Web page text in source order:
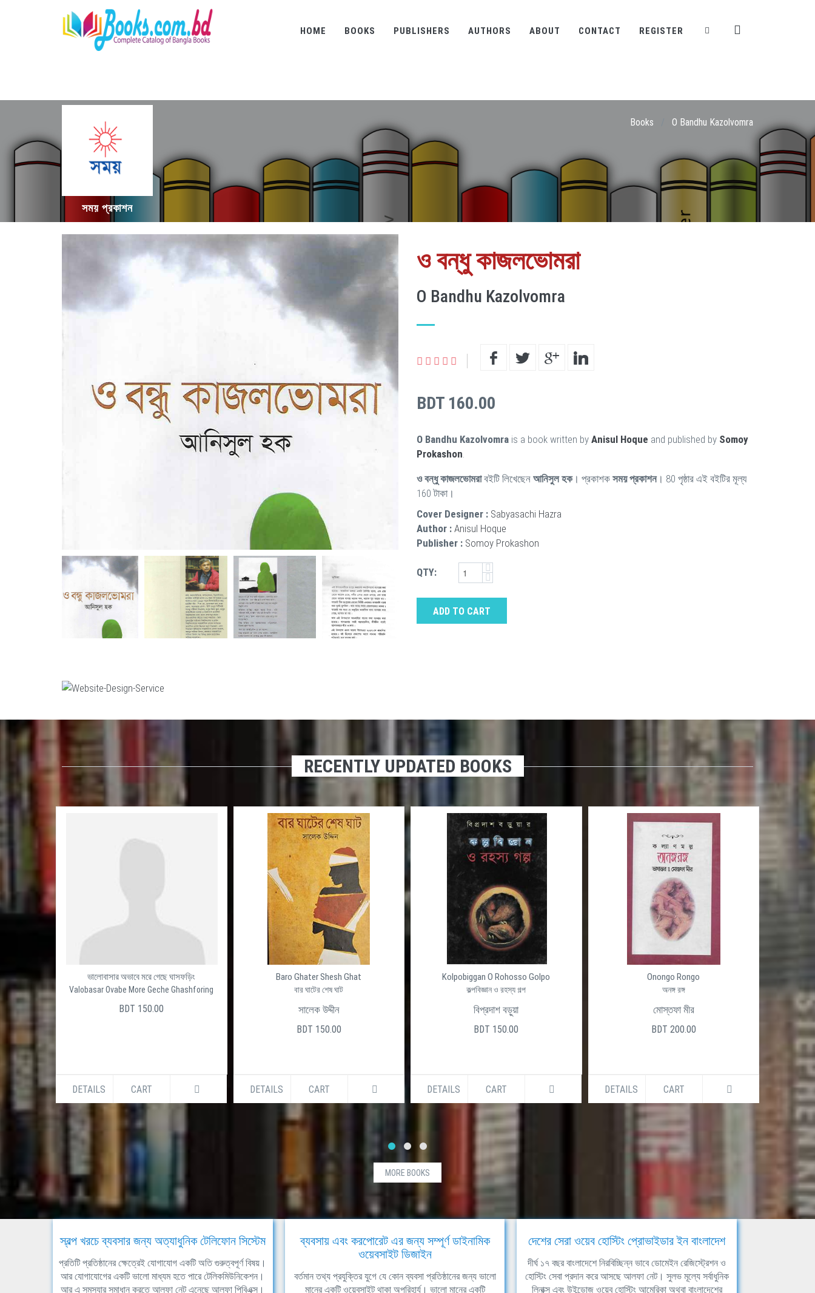
HOME BOOKS PUBLISHERS AUTHORS ABOUT CONTACT REGISTER
সময় প্রকাশন
Books O Bandhu Kazolvomra
ও বন্ধু কাজলভোমরা
O Bandhu Kazolvomra
BDT 160.00
O Bandhu Kazolvomra is a book written by Anisul Hoque and published by Somoy
Prokashon.
ও বন্ধু কাজলভোমরাবইটি লিখেছেন আনিসুল হক। প্রকাশক সময় প্রকাশন। 80 পৃষ্ঠার এই বইটির মূল্য
160 টাকা।
Cover Designer : Sabyasachi Hazra
Author : Anisul Hoque
Publisher : Somoy Prokashon
QTY:
ADD TO CART
RECENTLY UPDATED BOOKS
ভালোবাসার অভাবে মরে গেছে ঘাসফড়িং
Valobasar Ovabe More Geche Ghashforing
BDT 150.00
DETAILS CART
Baro Ghater Shesh Ghat
বার ঘাটের শেষ ঘাট
সালেক উদ্দীন
BDT 150.00
DETAILS CART
Kolpobiggan O Rohosso Golpo
কল্পবিজ্ঞান ও রহস্য গল্প
বিপ্রদাশ বড়ুয়া
BDT 150.00
DETAILS CART
Onongo Rongo
অনঙ্গ রঙ্গ
মোস্তফা মীর
BDT 200.00
DETAILS CART DETAILS
MORE BOOKS
স্বল্প খরচে ব্যবসার জন্য অত্যাধুনিক টেলিফোন সিস্টেম
প্রতিটি প্রতিষ্ঠানের ক্ষেত্রেই যোগাযোগ একটি অতি গুরুত্বপূর্ণ বিষয়।
আর যোগাযোগের একটি ভালো মাধ্যম হতে পারে টেলিকমিউনিকেশন।
আর এ সমস্যার সমাধান করতে আলফা নেট এনেছে আলফা পিবিএক্স।
ব্যবসায় এবং করপোরেট এর জন্য সম্পূর্ণ ডাইনামিক
ওয়েবসাইট ডিজাইন
বর্তমান তথ্য প্রযুক্তির যুগে যে কোন ব্যবসা প্রতিষ্ঠানের জন্য ভালো
মানের একটি ওয়েবসাইট থাকা অপরিহার্য। ভালো মানের একটি
দেশের সেরা ওয়েব হোস্টিং প্রোভাইডার ইন বাংলাদেশ
দীর্ঘ ১৭ বছর বাংলাদেশে নিরবিচ্ছিন্ন ভাবে ডোমেইন রেজিস্ট্রেশন ও
হোস্টিং সেবা প্রদান করে আসছে আলফা নেট। সুলভ মূল্যে সর্বাধুনিক
লিনাক্স এবং উইন্ডোজ ওয়েব হোস্টিং আমেরিকা অথবা বাংলাদেশের